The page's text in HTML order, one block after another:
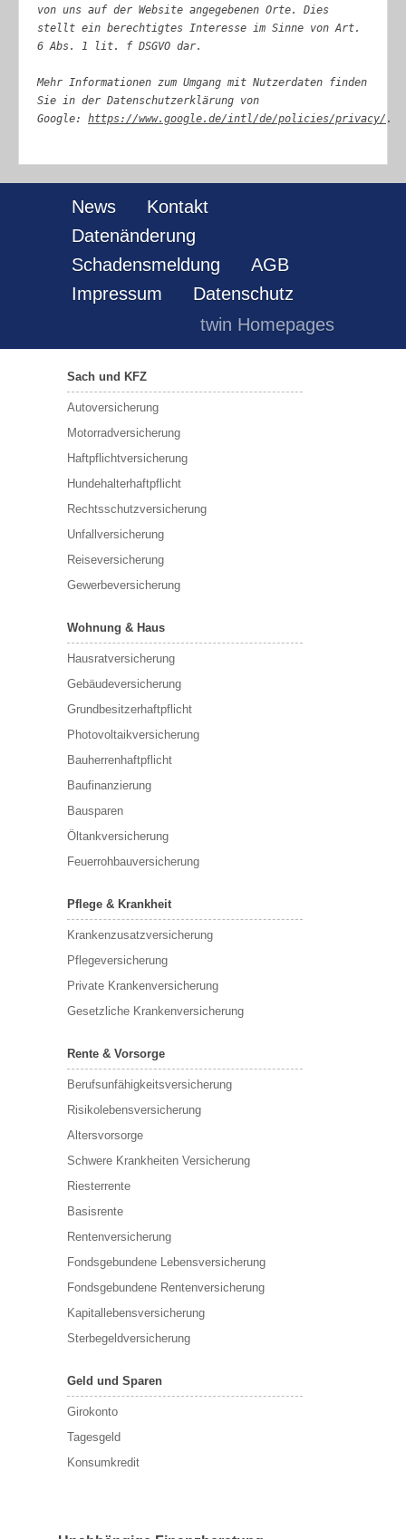
von uns auf der Website angegebenen Orte. Dies
stellt ein berechtigtes Interesse im Sinne von Art.
6 Abs. 1 lit. f DSGVO dar.
Mehr Informationen zum Umgang mit Nutzerdaten finden
Sie in der Datenschutzerklärung von
Google: https://www.google.de/intl/de/policies/privacy/ .
News
Kontakt
Datenänderung
Schadensmeldung
AGB
Impressum
Datenschutz
twin Homepages
Sach und KFZ
Autoversicherung
Motorradversicherung
Haftpflichtversicherung
Hundehalterhaftpflicht
Rechtsschutzversicherung
Unfallversicherung
Reiseversicherung
Gewerbeversicherung
Wohnung & Haus
Hausratversicherung
Gebäudeversicherung
Grundbesitzerhaftpflicht
Photovoltaikversicherung
Bauherrenhaftpflicht
Baufinanzierung
Bausparen
Öltankversicherung
Feuerrohbauversicherung
Pflege & Krankheit
Krankenzusatzversicherung
Pflegeversicherung
Private Krankenversicherung
Gesetzliche Krankenversicherung
Rente & Vorsorge
Berufs­unfähigkeitsversicherung
Risikolebensversicherung
Altersvorsorge
Schwere Krankheiten Versicherung
Riesterrente
Basisrente
Rentenversicherung
Fondsgebundene Lebensversicherung
Fondsgebundene Rentenversicherung
Kapitallebensversicherung
Sterbegeldversicherung
Geld und Sparen
Girokonto
Tagesgeld
Konsumkredit